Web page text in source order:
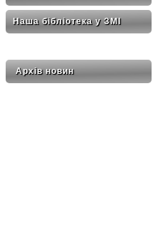
Наша бібліотека у ЗМІ
Архів новин